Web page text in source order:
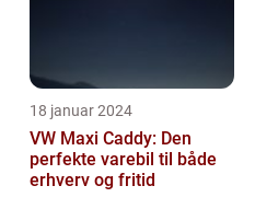
18 januar 2024
VW Maxi Caddy: Den
perfekte varebil til både
erhverv og fritid